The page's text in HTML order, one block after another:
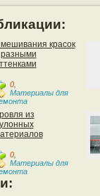
красок
разными
0,
Материалы для
из
0,
Материалы для